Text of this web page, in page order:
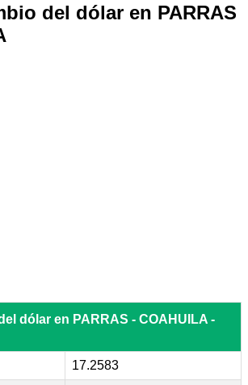
del dólar en PARRAS
dólar en PARRAS - COAHUILA -
17.2583